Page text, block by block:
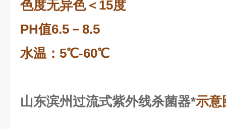
色度无异色＜15度
PH值6.5－8.5
水温：5℃-60℃
山东滨州过流式紫外线杀菌器*示意